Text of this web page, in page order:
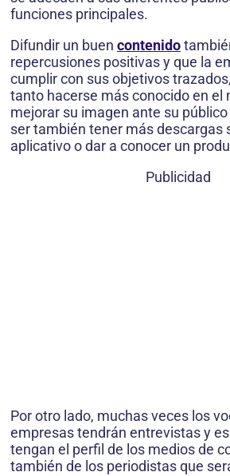
funciones principales.
Difundir un buen contenido
repercusiones positivas y que la
cumplir con sus objetivos
tanto hacerse más conocido en el
mejorar su imagen ante su
ser también tener más descargas
aplicativo o dar a conocer un
Publicidad
Por otro lado, muchas veces los
empresas tendrán entrevistas y
tengan el perfil de los medios de
también de los periodistas que